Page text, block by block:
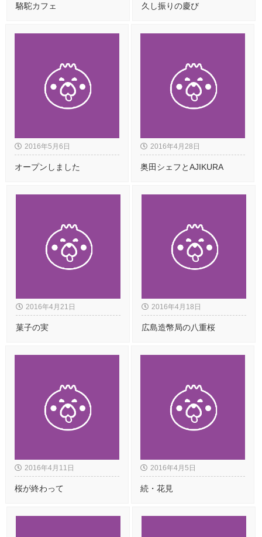
駱駝カフェ 久し振りの慶び
2016年5月6日
オープンしました
2016年4月28日
奥田シェフとAJIKURA
2016年4月21日
菓子の実
2016年4月18日
広島造幣局の八重桜
2016年4月11日
桜が終わって
2016年4月5日
続・花見